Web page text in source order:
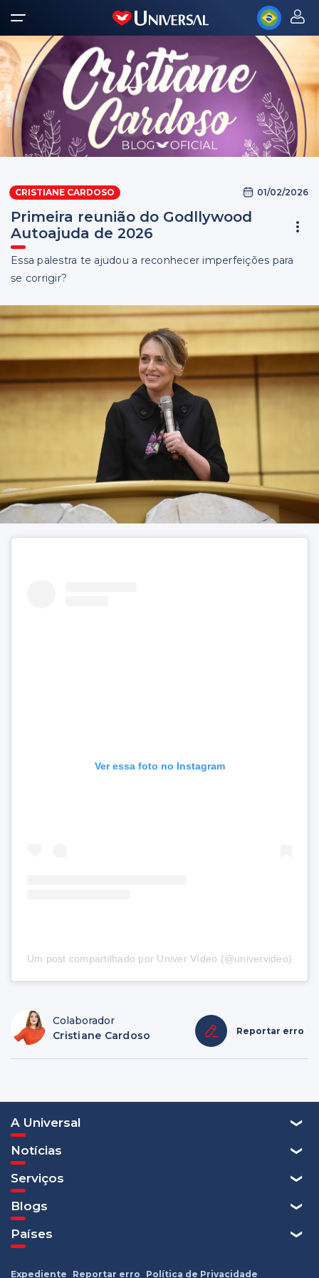
CRISTIANE CARDOSO 01/02/2026
Primeira reunião do Godllywood
Autoajuda de 2026
Essa palestra te ajudou a reconhecer imperfeições para
se corrigir?
Ver essa foto no Instagram
Um post compartilhado por Univer Vídeo (@univervideo)
Colaborador
Cristiane Cardoso
Reportar erro
A Universal
Notícias
Serviços
Blogs
Países
Expediente Reportar erro Política de Privacidade